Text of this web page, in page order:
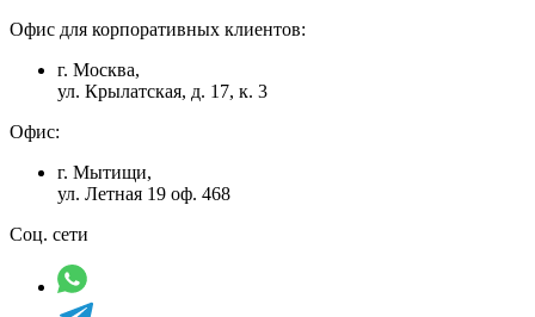
Офис для корпоративных клиентов:
г. Москва,
ул. Крылатская, д. 17, к. 3
Офис:
г. Мытищи,
ул. Летная 19 оф. 468
Соц. сети